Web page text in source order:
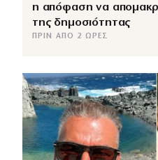
η απόφαση να
της δημοσιότητας
ΠΡΙΝ ΑΠΌ 2 ΏΡΕΣ